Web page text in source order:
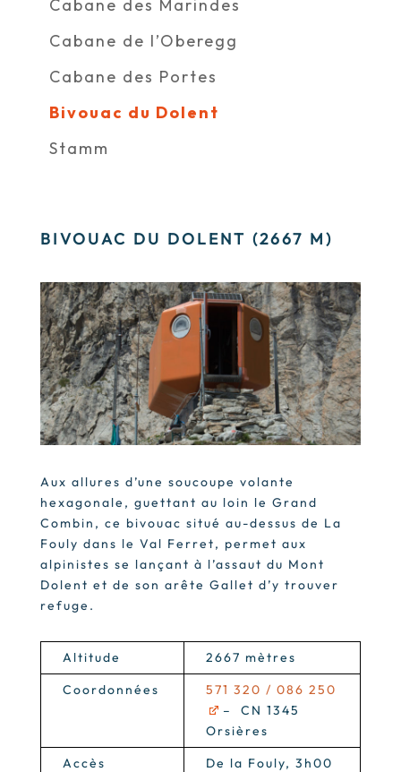
Cabane des Marindes
Cabane de l’Oberegg
Cabane des Portes
Bivouac du Dolent
Stamm
BIVOUAC DU DOLENT (2667 M)
Aux allures d’une soucoupe volante
hexagonale, guettant au loin le Grand
Combin, ce bivouac situé au-dessus de La
Fouly dans le Val Ferret, permet aux
alpinistes se lançant à l’assaut du Mont
Dolent et de son arête Gallet d’y trouver
refuge.
Altitude
2667 mètres
Coordonnées
571 320 / 086 250
– CN 1345
Orsières
Accès
De la Fouly, 3h00